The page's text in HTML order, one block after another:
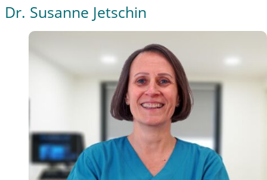
Dr. Susanne Jetschin